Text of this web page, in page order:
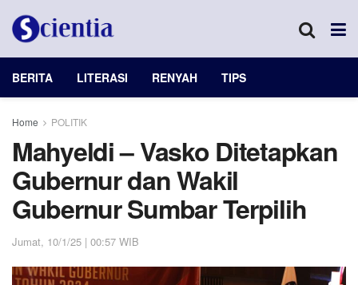
BERITA LITERASI RENYAH TIPS
Home POLITIK
Mahyeldi – Vasko Ditetapkan
Gubernur dan Wakil
Gubernur Sumbar Terpilih
Jumat, 10/1/25 | 00:57 WIB